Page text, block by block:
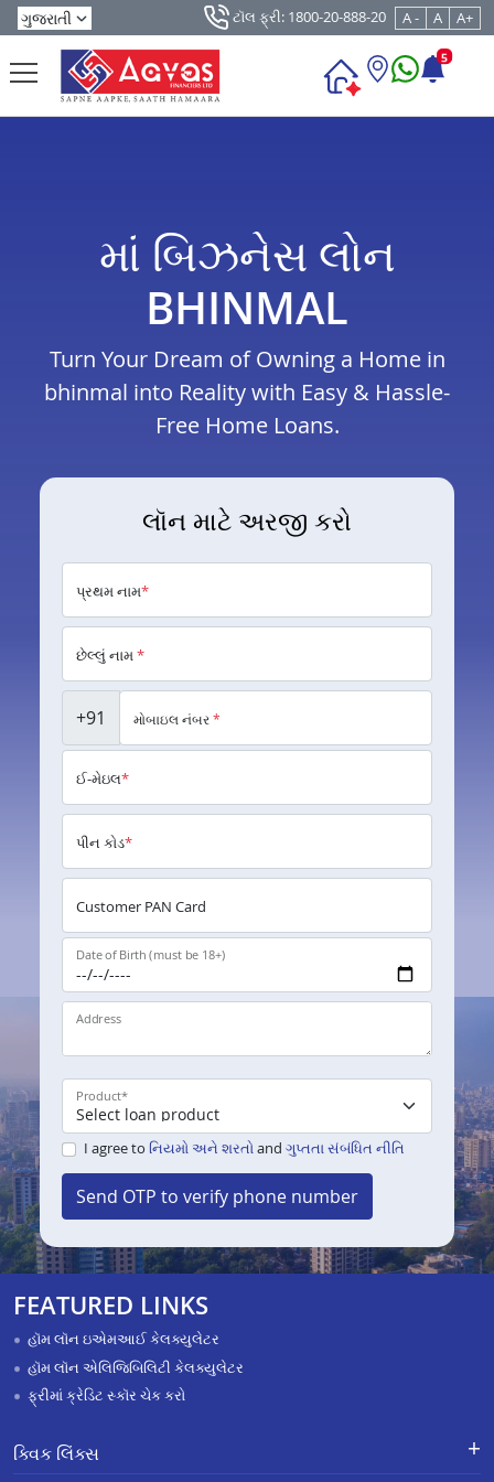
ટૉલ ફ્રી: 1800-20-888-20 A - A A+
5
માં બિઝનેસ લોન
BHINMAL
Turn Your Dream of Owning a Home in
bhinmal into Reality with Easy & Hassle-
Free Home Loans.
લૉન માટે અરજી કરો
પ્રથમ નામ*
છેલ્લું નામ*
+91 મોબાઇલ નંબર*
ઈ-મેઇલ*
પીન કોડ*
Customer PAN Card
Date of Birth (must be 18+)
Address
Product*
I agree to નિયમો અને શરતોand ગુપ્તતા સંબંધિત નીતિ
Send OTP to verify phone number
FEATURED LINKS
હૉમ લૉન ઇએમઆઈ કેલક્યુલેટર
હૉમ લૉન એલિજિબિલિટી કેલક્યુલેટર
ફ્રીમાં ક્રેડિટ સ્કૉર ચેક કરો
ક્વિક લિંક્સ